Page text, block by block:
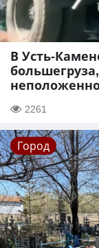
В Усть-
2261
Город